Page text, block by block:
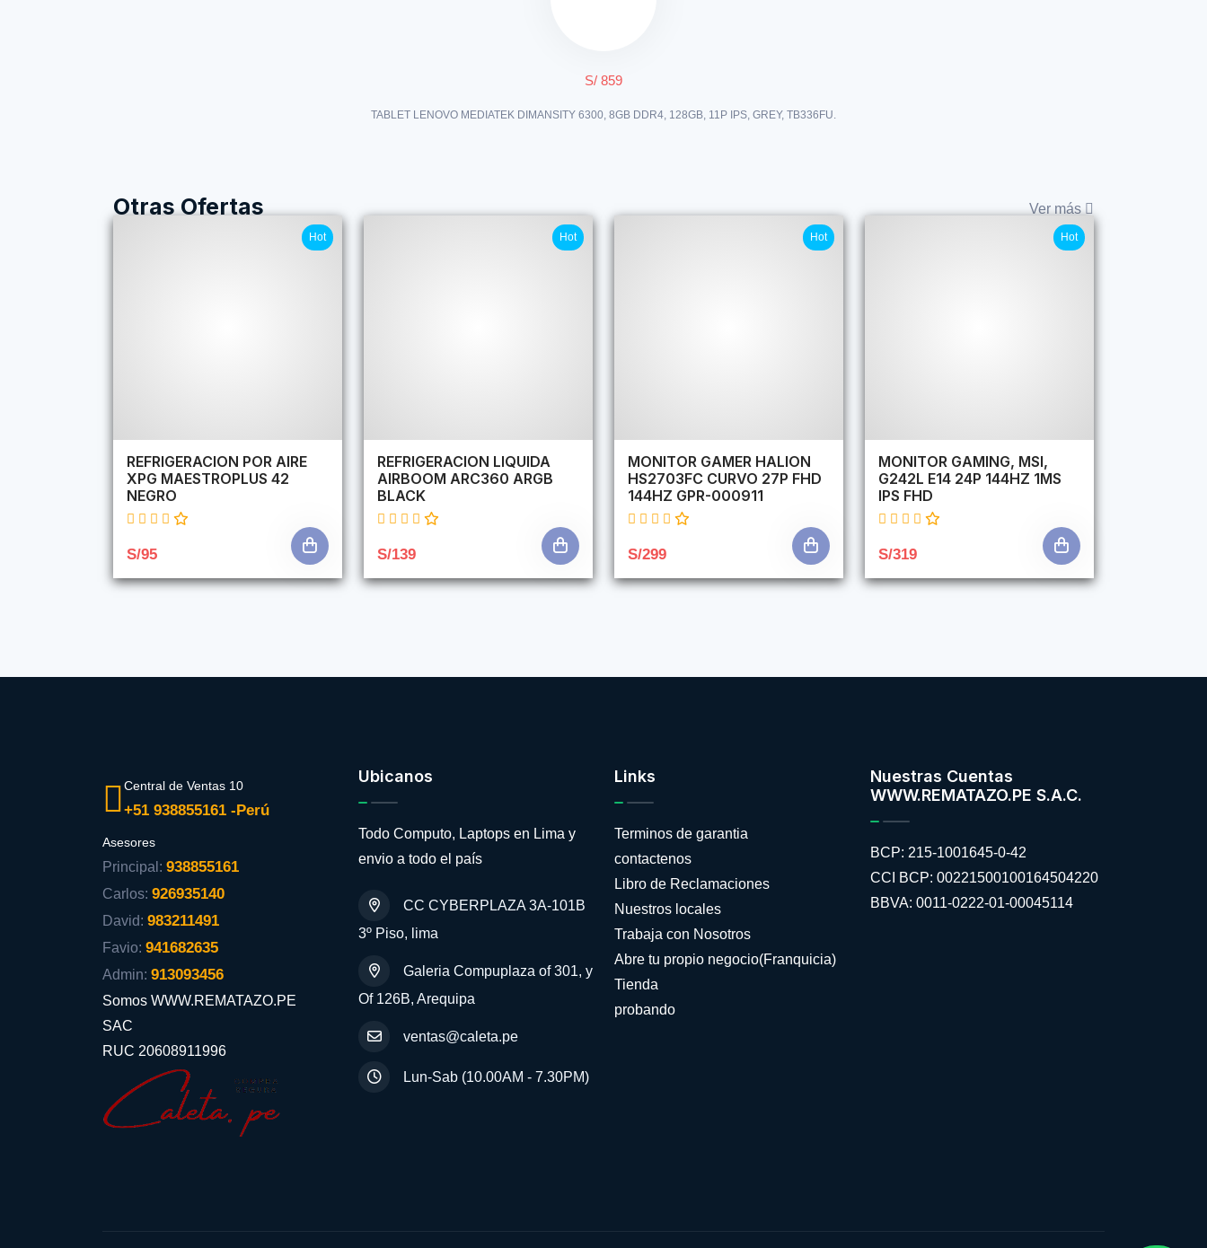
S/ 859
TABLET LENOVO MEDIATEK DIMANSITY 6300, 8GB DDR4, 128GB, 11P IPS, GREY, TB336FU.
Otras Ofertas Ver más
Hot
REFRIGERACION POR AIRE
XPG MAESTROPLUS 42
NEGRO
S/95
Hot
REFRIGERACION LIQUIDA
AIRBOOM ARC360 ARGB
BLACK
S/139
Hot
MONITOR GAMER HALION
HS2703FC CURVO 27P FHD
144HZ GPR-000911
S/299
Hot
MONITOR GAMING, MSI,
G242L E14 24P 144HZ 1MS
IPS FHD
S/319
Central de Ventas 10
+51 938855161 -Perú
Asesores
Principal: 938855161
Carlos: 926935140
David: 983211491
Favio: 941682635
Admin: 913093456
Somos WWW.REMATAZO.PE
SAC
RUC 20608911996
Ubicanos
Todo Computo, Laptops en Lima y
envio a todo el país
CC CYBERPLAZA 3A-101B
3º Piso, lima
Galeria Compuplaza of 301, y
Of 126B, Arequipa
ventas@caleta.pe
Lun-Sab (10.00AM - 7.30PM)
Links
Terminos de garantia
contactenos
Libro de Reclamaciones
Nuestros locales
Trabaja con Nosotros
Abre tu propio negocio(Franquicia)
Tienda
probando
Nuestras Cuentas
WWW.REMATAZO.PE S.A.C.
BCP: 215-1001645-0-42
CCI BCP: 00221500100164504220
BBVA: 0011-0222-01-00045114